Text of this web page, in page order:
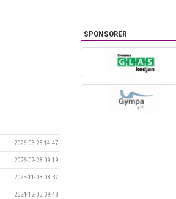
2026-05-28 14:47
2026-02-28 09:19
2025-11-03 08:37
2024-12-03 09:48
SPONSORER